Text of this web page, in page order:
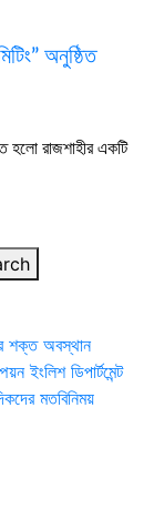
অনুষ্ঠিত
হলো রাজশাহীর একটি
শক্ত অবস্থান
ইংলিশ ডিপার্টমেন্ট
মতবিনিময়